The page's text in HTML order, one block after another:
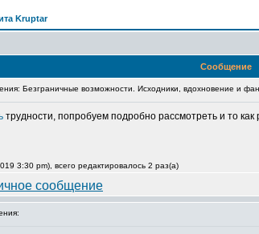
Kruptar
Сообщение
Безграничные возможности. Исходники, вдохновение и
трудности, попробуем подробно рассмотреть и то
3:30 pm), всего редактировалось 2 раз(а)